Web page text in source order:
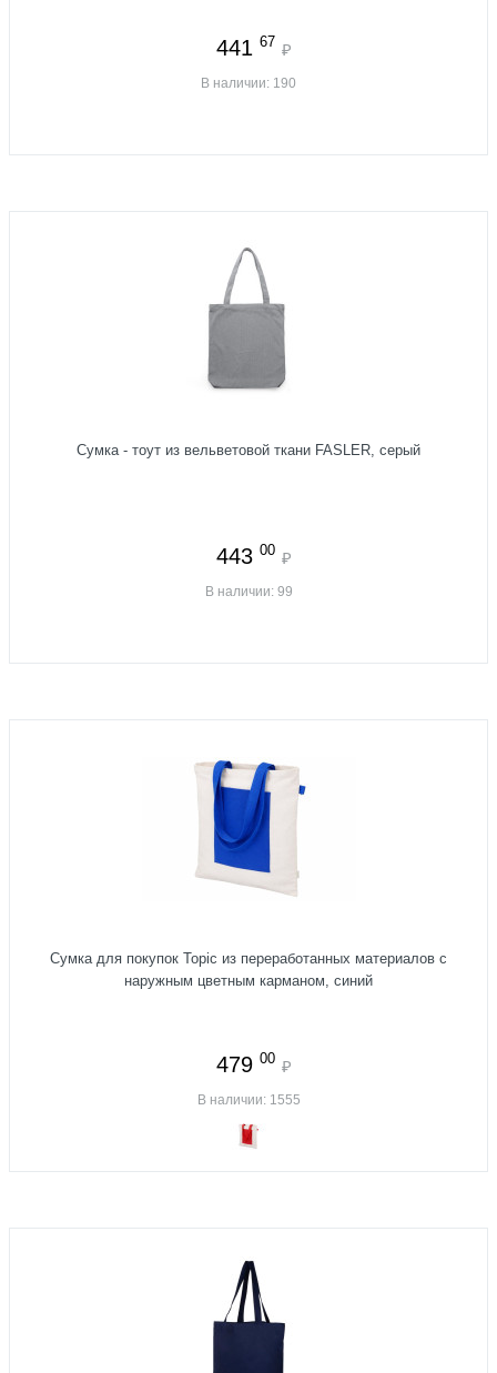
441 67 ₽
В наличии: 190
Сумка - тоут из вельветовой ткани FASLER, серый
443 00 ₽
В наличии: 99
Сумка для покупок Topiс из переработанных материалов с
наружным цветным карманом, синий
479 00 ₽
В наличии: 1555